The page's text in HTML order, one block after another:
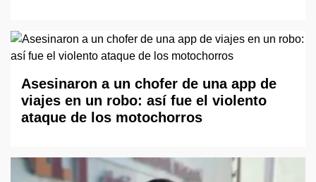
Asesinaron a un chofer de una app de
viajes en un robo: así fue el violento
ataque de los motochorros